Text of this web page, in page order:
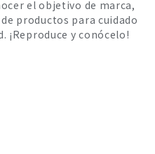
el objetivo de marca,
productos para cuidado
¡Reproduce y conócelo!